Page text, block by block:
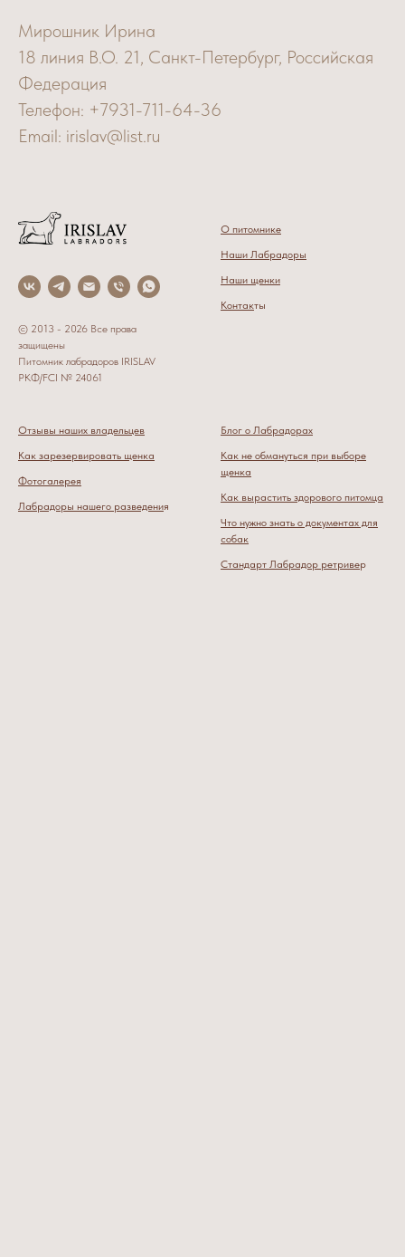
Мирошник Ирина
18 линия В.О. 21, Санкт-Петербург, Российская
Федерация
Телефон: +7931-711-64-36
Email: irislav@list.ru
© 2013 - 2026 Все права
защищены
Питомник лабрадоров IRISLAV
РКФ/FCI № 24061
О питомнике
Наши Лабрадоры
Наши щенки
Контакты
Отзывы наших владельцев
Как зарезервировать щенка
Фотогалерея
Лабрадоры нашего разведения
Блог о Лабрадорах
Как не обмануться при выборе
щенка
Как вырастить здорового питомца
Что нужно знать о документах для
собак
Стандарт Лабрадор ретривер